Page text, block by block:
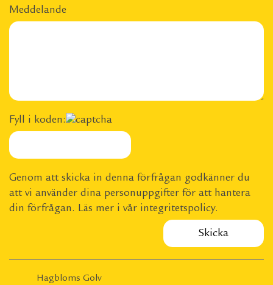
Meddelande
Fyll i koden:
Genom att skicka in denna förfrågan godkänner du
att vi använder dina personuppgifter för att hantera
din förfrågan. Läs mer i vår integritetspolicy.
Hagbloms Golv